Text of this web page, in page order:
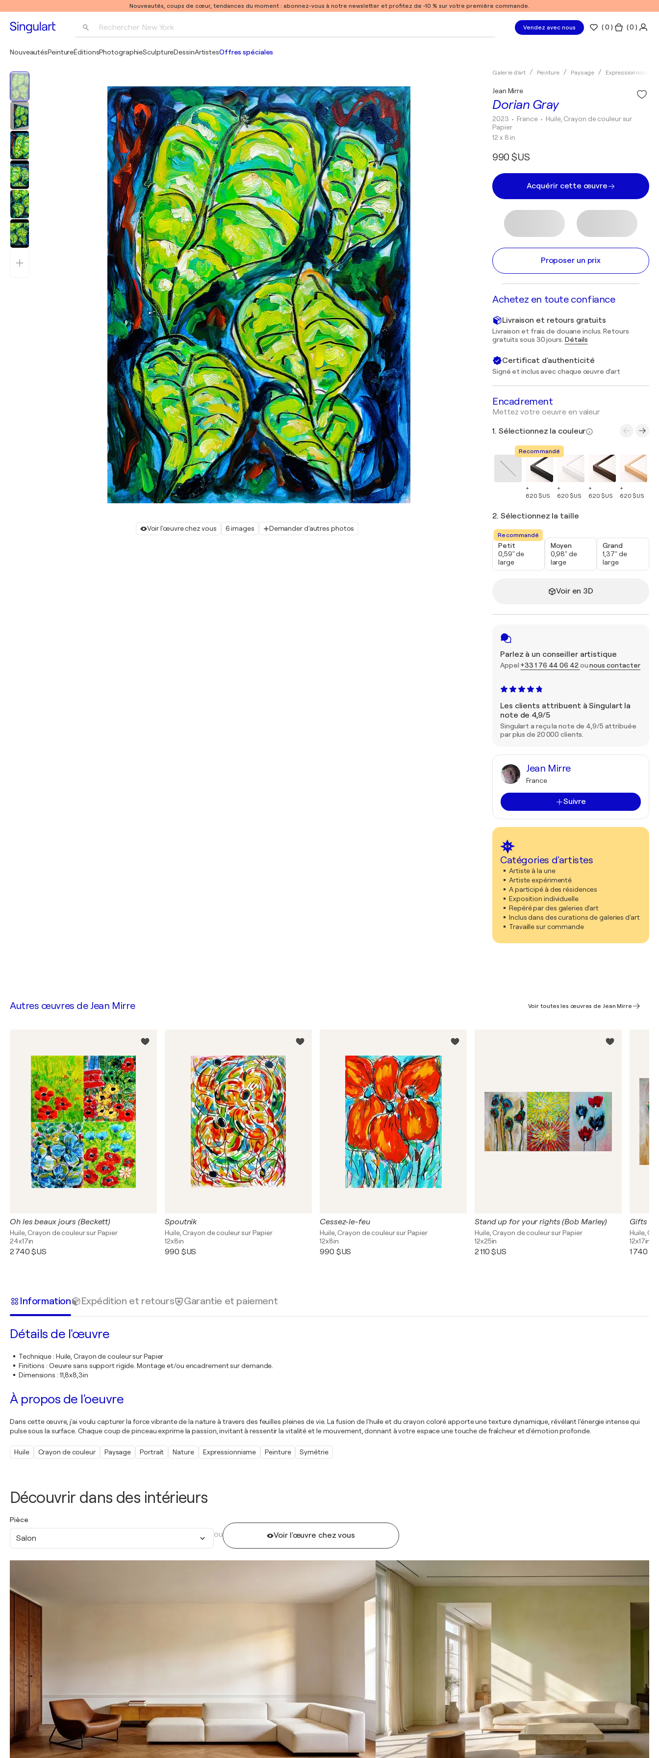
Nouveautés, coups de cœur, tendances du moment : abonnez-vous à notre newsletter et profitez de -10 % sur votre première commande.
Rechercher New York
Pablo Picasso
Vendez avec nous (0 ) ( 0 )
NouveautésPeintureÉditionsPhotographieSculptureDessinArtistesOffres spéciales
Voir l'œuvre chez vous 6 images Demander d'autres photos
Galerie d'art Peinture Paysage Expressionnisme
Dorian Gray
Jean Mirre
2023 • France • Huile, Crayon de couleur sur
Papier
12 x 8 in
990 $US
Acquérir cette œuvre
Proposer un prix
Achetez en toute confiance
Livraison et retours gratuits
Livraison et frais de douane inclus. Retours
gratuits sous 30 jours. Détails
Certificat d'authenticité
Signé et inclus avec chaque œuvre d'art
Encadrement
Mettez votre oeuvre en valeur
1. Sélectionnez la couleur
Recommandé
+
620 $US
+
620 $US
+
620 $US
+
620 $US
2. Sélectionnez la taille
Recommandé
Petit
0,59" de
large
Moyen
0,98" de
large
Grand
1,37" de
large
Voir en 3D
Parlez à un conseiller artistique
Appel +33 1 76 44 06 42 ounous contacter
Les clients attribuent à Singulart la
note de 4,9/5
Singulart a reçu la note de 4,9/5 attribuée
par plus de 20 000 clients.
Jean Mirre
France
Suivre
Catégories d'artistes
Artiste à la une
Artiste expérimenté
A participé à des résidences
Exposition individuelle
Repéré par des galeries d'art
Inclus dans des curations de galeries d'art
Travaille sur commande
Découvrir dans des intérieurs
Pièce
Salon OU Voir l'œuvre chez vous
Autres œuvres de Jean Mirre Voir toutes les œuvres de Jean Mirre
Oh les beaux jours (Beckett)
Huile, Crayon de couleur sur Papier
24x17in
2 740 $US
Spoutnik
Huile, Crayon de couleur sur Papier
12x8in
990 $US
Cessez-le-feu
Huile, Crayon de couleur sur Papier
12x8in
990 $US
Stand up for your rights (Bob Marley)
Huile, Crayon de couleur sur Papier
12x25in
2 110 $US
Gifts
Huile,
12x17in
1 740
Information Expédition et retours Garantie et paiement
Détails de l'œuvre
Technique: Huile, Crayon de couleur sur Papier
Finitions : Oeuvre sans support rigide. Montage et/ou encadrement sur demande.
Dimensions : 11,8x8,3in
À propos de l'oeuvre
Dans cette œuvre, j'ai voulu capturer la force vibrante de la nature à travers des feuilles pleines de vie. La fusion de l'huile et du crayon coloré apporte une texture dynamique, révélant l'énergie intense qui
pulse sous la surface. Chaque coup de pinceau exprime la passion, invitant à ressentir la vitalité et le mouvement, donnant à votre espace une touche de fraîcheur et d'émotion profonde.
Huile Crayon de couleur Paysage Portrait Nature Expressionnisme Peinture Symétrie